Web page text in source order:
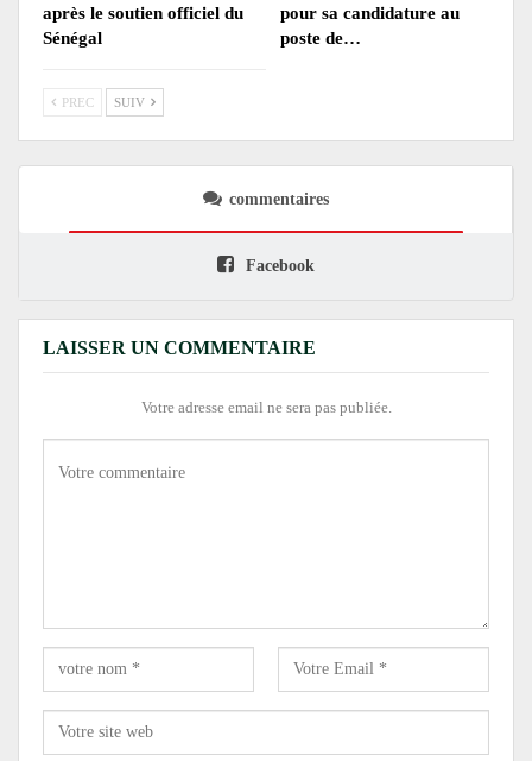
après le soutien officiel du
Sénégal
pour sa candidature au
poste de…
PREC SUIV
commentaires
Facebook
LAISSER UN COMMENTAIRE
Votre adresse email ne sera pas publiée.